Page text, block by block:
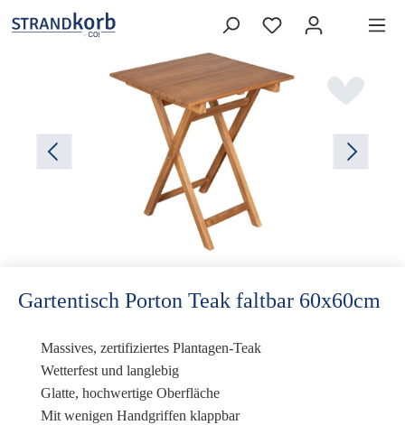
Gartentisch Porton Teak faltbar 60x60cm
Massives, zertifiziertes Plantagen-Teak
Wetterfest und langlebig
Glatte, hochwertige Oberfläche
Mit wenigen Handgriffen klappbar